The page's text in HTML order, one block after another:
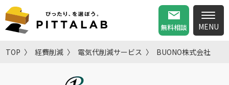
無料相談
TOP 経費削減 電気代削減サービス BUONO株式会社